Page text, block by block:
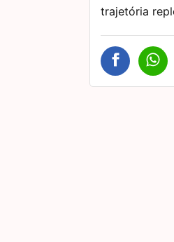
trajetória